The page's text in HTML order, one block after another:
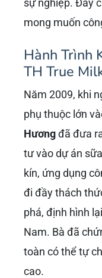
sự nghiệp. Đây
mong muốn
Hành Trình
TH True
Năm 2009, khi
phụ thuộc lớn
Hươngđã đưa
tư vào dự án
kín, ứng dụng
đi đầy thách
phá, định hình
Nam. Bà đã
toàn có thể tự
cao.